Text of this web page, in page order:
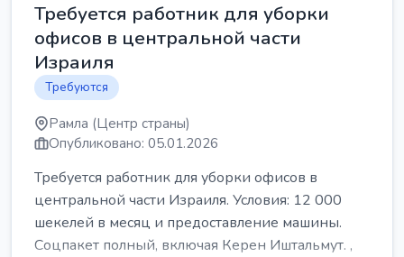
Требуется работник для уборки
офисов в центральной части
Израиля
Требуются
Рамла (Центр страны)
Опубликовано: 05.01.2026
Требуется работник для уборки офисов в
центральной части Израиля. Условия: 12 000
шекелей в месяц и предоставление машины.
Соцпакет полный, включая Керен Иштальмут. ,